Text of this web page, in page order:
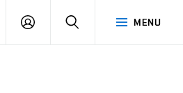
MENU
PŘIHLÁŠENÍ